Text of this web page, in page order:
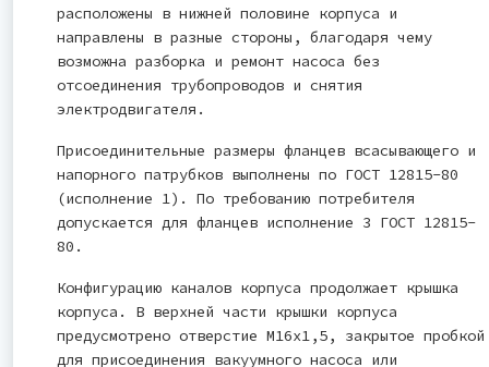
расположены в нижней половине корпуса и
направлены в разные стороны, благодаря чему
возможна разборка и ремонт насоса без
отсоединения трубопроводов и снятия
электродвигателя.
Присоединительные размеры фланцев всасывающего и
напорного патрубков выполнены по ГОСТ 12815-80
(исполнение 1). По требованию потребителя
допускается для фланцев исполнение 3 ГОСТ 12815-
80.
Конфигурацию каналов корпуса продолжает крышка
корпуса. В верхней части крышки корпуса
предусмотрено отверстие М16х1,5, закрытое пробкой
для присоединения вакуумного насоса или